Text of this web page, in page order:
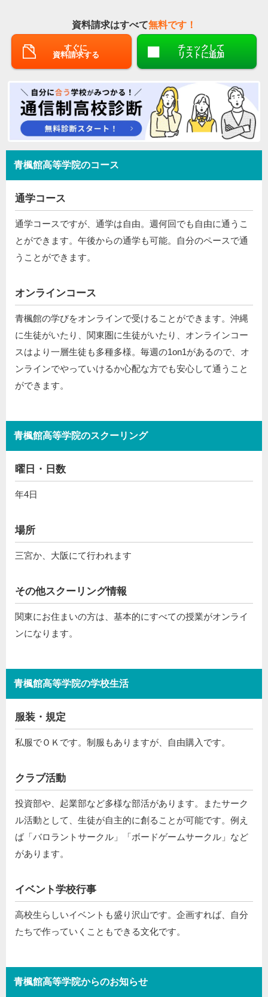
資料請求はすべて無料です！
すぐに
資料請求する
チェックして
リストに追加
青楓館高等学院のコース
通学コース
通学コースですが、通学は自由。週何回でも自由に通うこ
とができます。午後からの通学も可能。自分のペースで通
うことができます。
オンラインコース
青楓館の学びをオンラインで受けることができます。沖縄
に生徒がいたり、関東圏に生徒がいたり、オンラインコー
スはより一層生徒も多種多様。毎週の1on1があるので、オ
ンラインでやっていけるか心配な方でも安心して通うこと
ができます。
青楓館高等学院のスクーリング
曜日・日数
年4日
場所
三宮か、大阪にて行われます
その他スクーリング情報
関東にお住まいの方は、基本的にすべての授業がオンライ
ンになります。
青楓館高等学院の学校生活
服装・規定
私服でＯＫです。制服もありますが、自由購入です。
クラブ活動
投資部や、起業部など多様な部活があります。またサーク
ル活動として、生徒が自主的に創ることが可能です。例え
ば「バロラントサークル」「ボードゲームサークル」など
があります。
イベント学校行事
高校生らしいイベントも盛り沢山です。企画すれば、自分
たちで作っていくこともできる文化です。
青楓館高等学院からのお知らせ